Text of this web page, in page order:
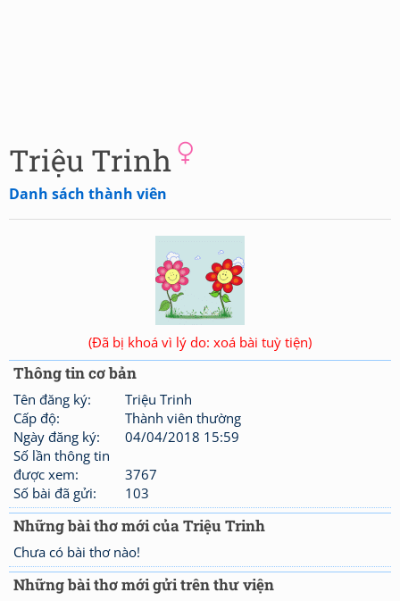
Triệu Trinh
Danh sách thành viên
(Đã bị khoá vì lý do: xoá bài tuỳ tiện)
Thông tin cơ bản
Tên đăng ký:
Triệu Trinh
Cấp độ:
Thành viên thường
Ngày đăng ký:
04/04/2018 15:59
Số lần thông tin
được xem:
3767
Số bài đã gửi:
103
Những bài thơ mới của Triệu Trinh
Chưa có bài thơ nào!
Những bài thơ mới gửi trên thư viện